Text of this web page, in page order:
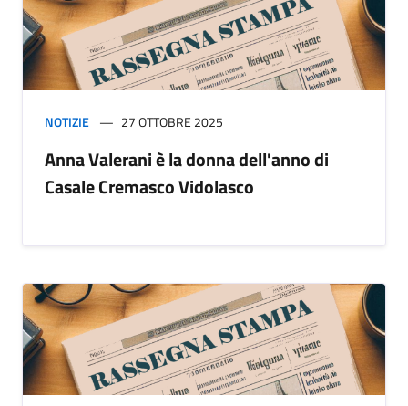
NOTIZIE 27 OTTOBRE 2025
Anna Valerani è la donna dell'anno di
Casale Cremasco Vidolasco